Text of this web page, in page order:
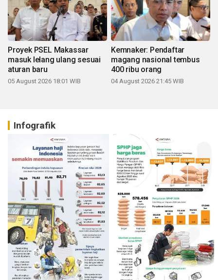
Proyek PSEL Makassar
masuk lelang ulang sesuai
aturan baru
05 August 2026 18:01 WIB
Kemnaker: Pendaftar
magang nasional tembus
400 ribu orang
04 August 2026 21:45 WIB
Infografik